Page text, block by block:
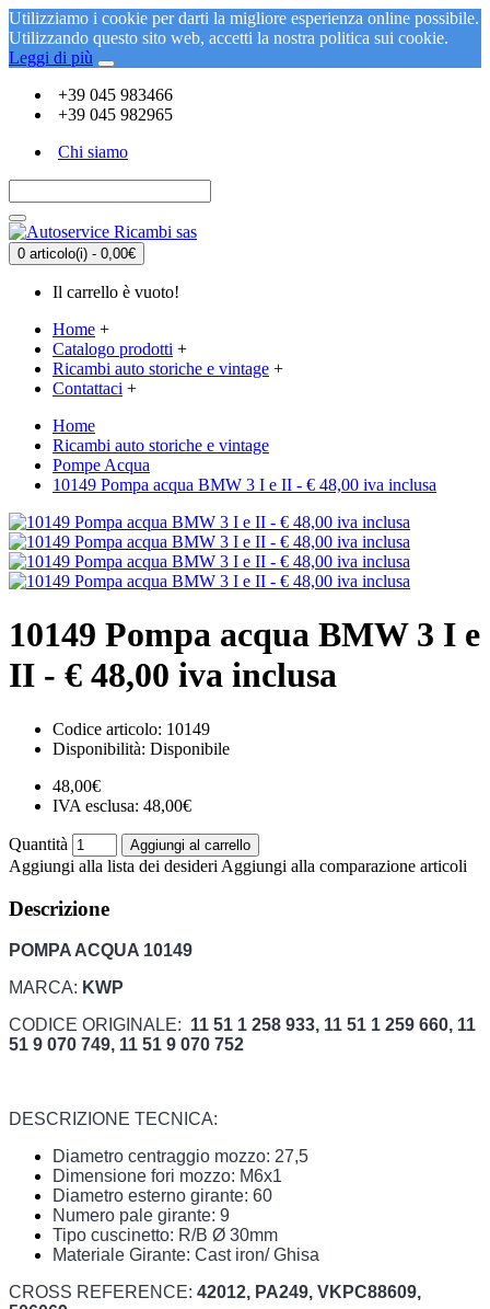
Utilizziamo i cookie per darti la migliore esperienza online possibile.
Utilizzando questo sito web, accetti la nostra politica sui cookie.
Leggi di più
+39 045 983466
+39 045 982965
Chi siamo
0 articolo(i) - 0,00€
Il carrello è vuoto!
Home +
Catalogo prodotti +
Ricambi auto storiche e vintage +
Contattaci +
Home
Ricambi auto storiche e vintage
Pompe Acqua
10149 Pompa acqua BMW 3 I e II - € 48,00 iva inclusa
10149 Pompa acqua BMW 3 I e
II - € 48,00 iva inclusa
Codice articolo: 10149
Disponibilità: Disponibile
48,00€
IVA esclusa: 48,00€
Quantità Aggiungi al carrello
Aggiungi alla lista dei desideri Aggiungi alla comparazione articoli
Descrizione
POMPA ACQUA 10149
MARCA: KWP
CODICE ORIGINALE: 11 51 1 258 933, 11 51 1 259 660, 11
51 9 070 749, 11 51 9 070 752
DESCRIZIONE TECNICA:
Diametro centraggio mozzo: 27,5
Dimensione fori mozzo: M6x1
Diametro esterno girante: 60
Numero pale girante: 9
Tipo cuscinetto: R/B Ø 30mm
Materiale Girante: Cast iron/ Ghisa
CROSS REFERENCE: 42012, PA249, VKPC88609,